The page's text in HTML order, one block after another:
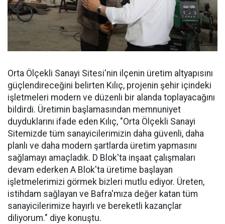
Orta Ölçekli Sanayi Sitesi'nin ilçenin üretim altyapısını
güçlendireceğini belirten Kılıç, projenin şehir içindeki
işletmeleri modern ve düzenli bir alanda toplayacağını
bildirdi. Üretimin başlamasından memnuniyet
duyduklarını ifade eden Kılıç, "Orta Ölçekli Sanayi
Sitemizde tüm sanayicilerimizin daha güvenli, daha
planlı ve daha modern şartlarda üretim yapmasını
sağlamayı amaçladık. D Blok'ta inşaat çalışmaları
devam ederken A Blok'ta üretime başlayan
işletmelerimizi görmek bizleri mutlu ediyor. Üreten,
istihdam sağlayan ve Bafra'mıza değer katan tüm
sanayicilerimize hayırlı ve bereketli kazançlar
diliyorum." diye konuştu.